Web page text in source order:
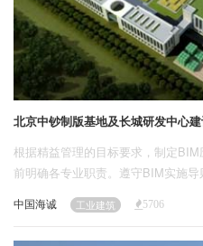
头条资讯
业 界
机 构
人 物
地 产
快速搜索
北京中钞制版基地及长城研发中心
根据精益管理的目标要求，制定
前明确各专业职责。遵守BIM实施
中国海诚 工业建筑 5706